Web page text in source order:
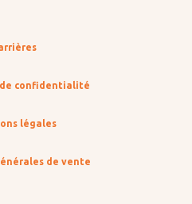
confidentialité
légales
de vente